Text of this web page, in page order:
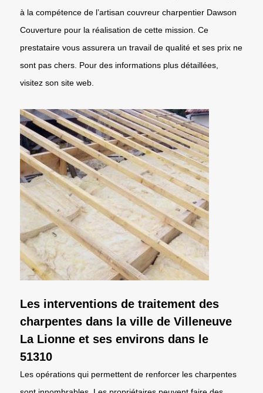
à la compétence de l’artisan couvreur charpentier Dawson
Couverture pour la réalisation de cette mission. Ce
prestataire vous assurera un travail de qualité et ses prix ne
sont pas chers. Pour des informations plus détaillées,
visitez son site web.
Les interventions de traitement des
charpentes dans la ville de Villeneuve
La Lionne et ses environs dans le
51310
Les opérations qui permettent de renforcer les charpentes